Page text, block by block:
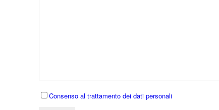
Consenso al trattamento dei dati personali